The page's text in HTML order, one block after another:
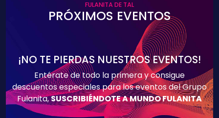
FULANITA DE TAL
PRÓXIMOS EVENTOS
¡NO TE PIERDAS NUESTROS EVENTOS!
Entérate de todo la primera y consigue
descuentos especiales para los eventos del Grupo
Fulanita,SUSCRIBIÉNDOTE A MUNDO FULANITA